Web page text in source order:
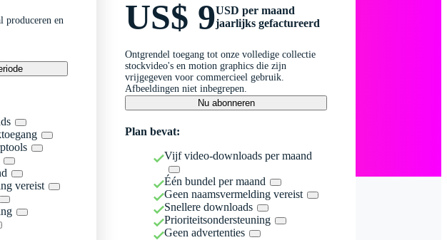
produceren en
vereist
US$ 9USD per maand
jaarlijks gefactureerd
Ontgrendel toegang tot onze volledige collectie
stockvideo's en motion graphics die zijn
vrijgegeven voor commercieel gebruik.
Afbeeldingen niet inbegrepen.
Nu abonneren
Plan bevat:
Vijf video-downloads per maand
Één bundel per maand
Geen naamsvermelding vereist
Snellere downloads
Prioriteitsondersteuning
Geen advertenties